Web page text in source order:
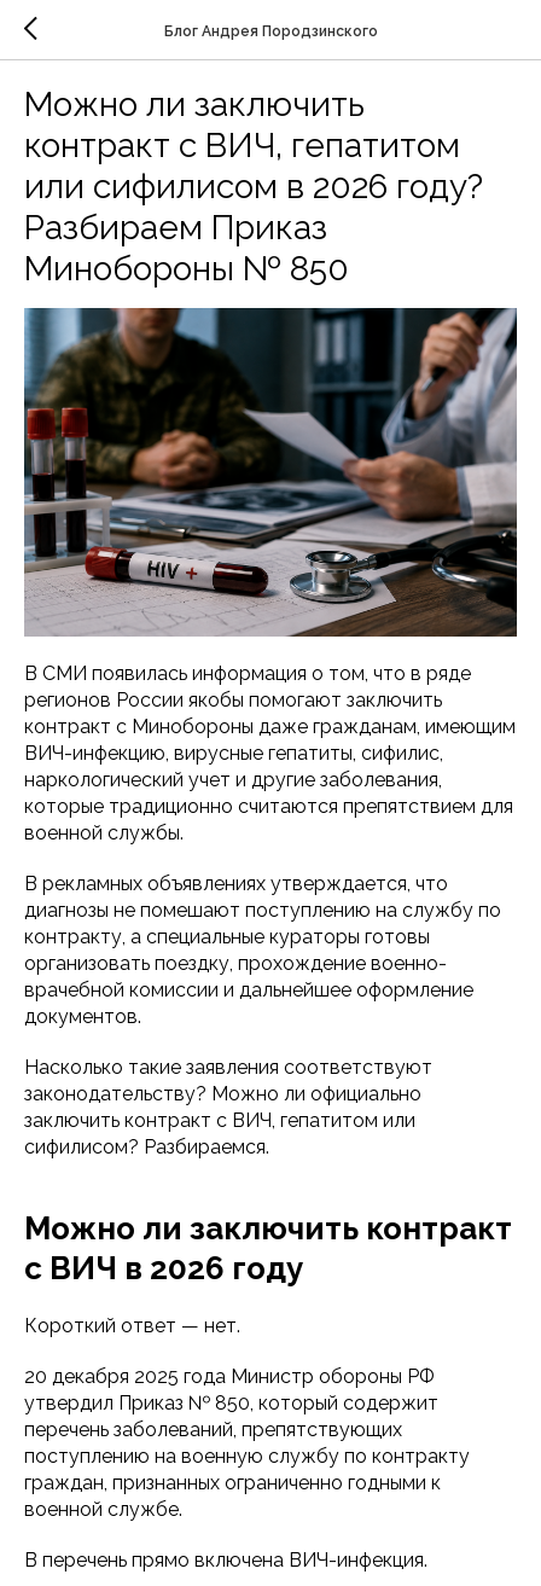
Блог Андрея Породзинского
Можно ли заключить
контракт с ВИЧ, гепатитом
или сифилисом в 2026 году?
Разбираем Приказ
Минобороны № 850
В СМИ появилась информация о том, что в ряде
регионов России якобы помогают заключить
контракт с Минобороны даже гражданам, имеющим
ВИЧ-инфекцию, вирусные гепатиты, сифилис,
наркологический учет и другие заболевания,
которые традиционно считаются препятствием для
военной службы.
В рекламных объявлениях утверждается, что
диагнозы не помешают поступлению на службу по
контракту, а специальные кураторы готовы
организовать поездку, прохождение военно-
врачебной комиссии и дальнейшее оформление
документов.
Насколько такие заявления соответствуют
законодательству? Можно ли официально
заключить контракт с ВИЧ, гепатитом или
сифилисом? Разбираемся.
Можно ли заключить контракт
с ВИЧ в 2026 году
Короткий ответ — нет.
20 декабря 2025 года Министр обороны РФ
утвердил Приказ № 850, который содержит
перечень заболеваний, препятствующих
поступлению на военную службу по контракту
граждан, признанных ограниченно годными к
военной службе.
В перечень прямо включена ВИЧ-инфекция.